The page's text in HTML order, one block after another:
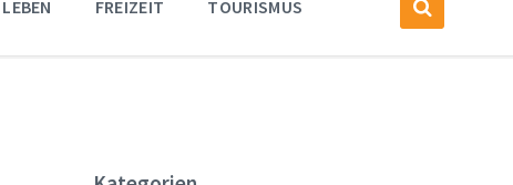
LEBEN FREIZEIT TOURISMUS